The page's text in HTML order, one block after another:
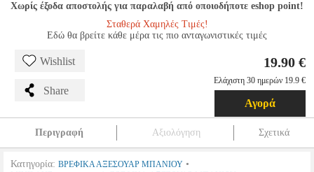
Χωρίς έξοδα αποστολής για παραλαβή από οποιοδήποτε eshop point!
Σταθερά Χαμηλές Τιμές!
Εδώ θα βρείτε κάθε μέρα τις πιο ανταγωνιστικές τιμές
Wishlist
Share
19.90 €
Ελάχιστη 30 ημερών 19.9 €
Αγορά
Περιγραφή Αξιολόγηση Σχετικά
Κατηγορία: ΒΡΕΦΙΚΑ ΑΞΕΣΟΥΑΡ ΜΠΑΝΙΟΥ •